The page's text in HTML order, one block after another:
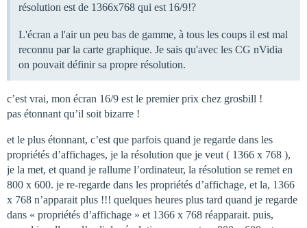
résolution est de 1366x768 qui est 16/9!?
L'écran a l'air un peu bas de gamme, à tous les coups il est mal
reconnu par la carte graphique. Je sais qu'avec les CG nVidia
on pouvait définir sa propre résolution.
c’est vrai, mon écran 16/9 est le premier prix chez grosbill !
pas étonnant qu’il soit bizarre !
et le plus étonnant, c’est que parfois quand je regarde dans les
propriétés d’affichages, je la résolution que je veut ( 1366 x 768 ),
je la met, et quand je rallume l’ordinateur, la résolution se remet en
800 x 600. je re-regarde dans les propriétés d’affichage, et la, 1366
x 768 n’apparait plus !!! quelques heures plus tard quand je regarde
dans « propriétés d’affichage » et 1366 x 768 réapparait. puis,